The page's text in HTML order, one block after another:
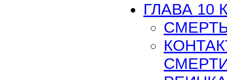
ГЛАВА 10